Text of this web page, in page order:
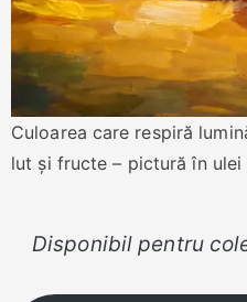
Culoarea care respiră
lut și fructe – pictură în ulei
Disponibil pentru